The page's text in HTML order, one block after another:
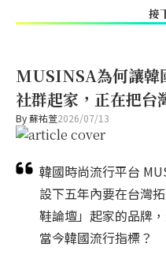
接
MUSINSA為何讓韓
社群起家，正在把台
By蘇祐萱2026/07/13
韓國時尚流行平台
設下五年內要在台灣
鞋論壇」起家的品牌
當今韓國流行指標？